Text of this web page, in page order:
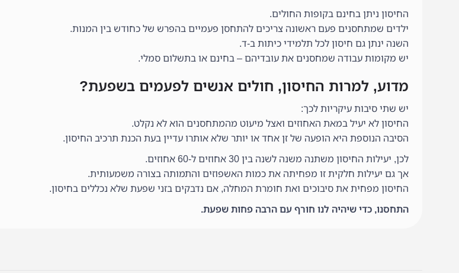
החיסון ניתן בחינם בקופות החולים.
ילדים שמתחסנים פעם ראשונה צריכים להתחסן פעמיים בהפרש של כחודש בין המנות.
השנה ינתן גם חיסון לכל תלמידי כיתות ב-ד.
יש מקומות עבודה שמחסנים את עובדיהם – בחינם או בתשלום סמלי.
מדוע, למרות החיסון, חולים אנשים לפעמים בשפעת?
יש שתי סיבות עיקריות לכך:
החיסון לא יעיל במאת האחוזים ואצל מיעוט מהמתחסנים הוא לא נקלט.
הסיבה הנוספת היא הופעה של זן אחד או יותר שלא אותרו עדיין בעת הכנת תרכיב החיסון.
לכן, יעילות החיסון משתנה משנה לשנה בין 30 אחוזים ל-60 אחוזים.
אך גם יעילות חלקית זו מפחיתה את כמות האשפוזים והתמותה בצורה משמעותית.
החיסון מפחית את סיבוכים ואת חומרת המחלה, אם נדבקים בזני שפעת שלא נכללים בחיסון.
התחסנו, כדי שיהיה לנו חורף עם הרבה פחות שפעת.